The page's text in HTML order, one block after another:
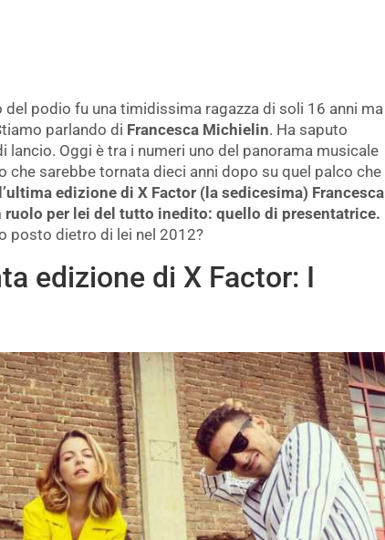
podio fu una timidissima ragazza di soli 16 anni ma
parlando di Francesca Michielin. Ha saputo
Oggi è tra i numeri uno del panorama musicale
che sarebbe tornata dieci anni dopo su quel palco che
edizione di X Factor (la sedicesima) Francesca
per lei del tutto inedito: quello di presentatrice.
posto dietro di lei nel 2012?
edizione di X Factor: I